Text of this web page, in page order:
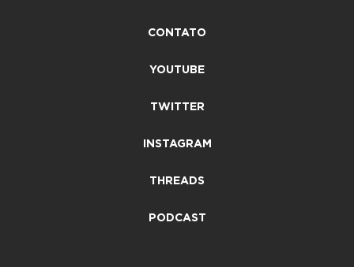
CONTATO
YOUTUBE
TWITTER
INSTAGRAM
THREADS
PODCAST